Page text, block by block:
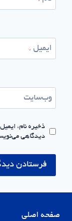
ایمیل *
وب‌سایت
ذخیره نام،
دیدگاهی
صفحه اصلی